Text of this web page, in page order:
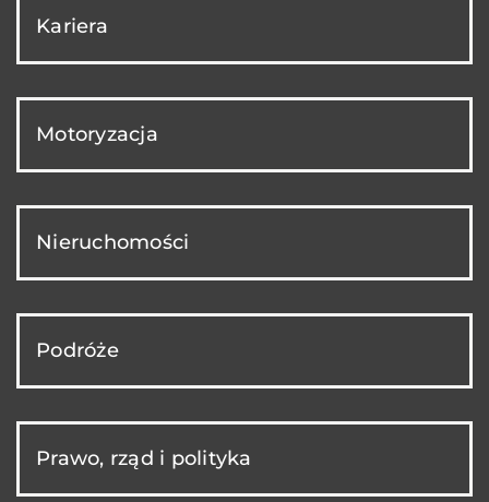
Kariera
Motoryzacja
Nieruchomości
Podróże
Prawo, rząd i polityka